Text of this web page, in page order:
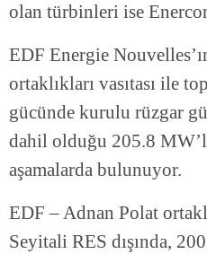
olan türbinleri ise
EDF Energie
ortaklıkları vasıtası ile
gücünde kurulu rüzgar
dahil olduğu 205.8
aşamalarda bulunuyor.
EDF – Adnan Polat
Seyitali RES dışında,